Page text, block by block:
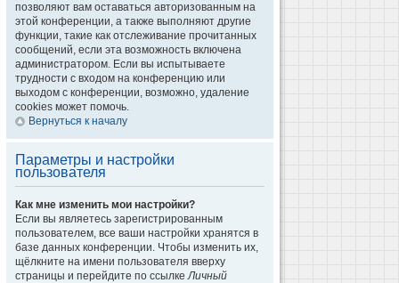
позволяют вам оставаться авторизованным на
этой конференции, а также выполняют другие
функции, такие как отслеживание прочитанных
сообщений, если эта возможность включена
администратором. Если вы испытываете
трудности с входом на конференцию или
выходом с конференции, возможно, удаление
cookies может помочь.
Вернуться к началу
Параметры и настройки
пользователя
Как мне изменить мои настройки?
Если вы являетесь зарегистрированным
пользователем, все ваши настройки хранятся в
базе данных конференции. Чтобы изменить их,
щёлкните на имени пользователя вверху
страницы и перейдите по ссылкеЛичный